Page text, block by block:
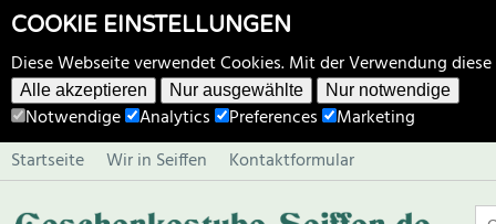
COOKIE EINSTELLUNGEN
Diese Webseite verwendet Cookies. Mit der Verwendung
Alle akzeptieren Nur ausgewählte Nur notwendige
Notwendige Analytics Preferences
Marketing
Startseite
Wir in Seiffen Kontaktformular